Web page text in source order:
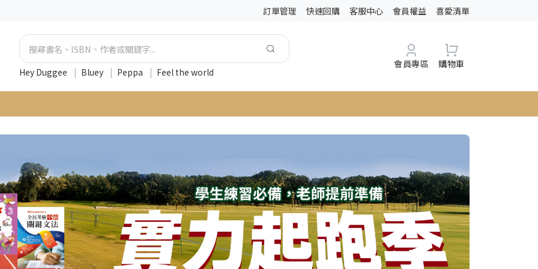
訂單管理 快速回購 客服中心 會員權益 喜愛清單
Hey Duggee | Bluey | Peppa | Feel the world
會員專區 購物車